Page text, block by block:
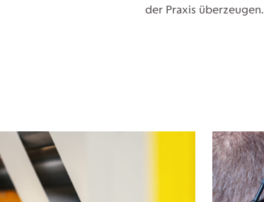
der Praxis überzeugen.